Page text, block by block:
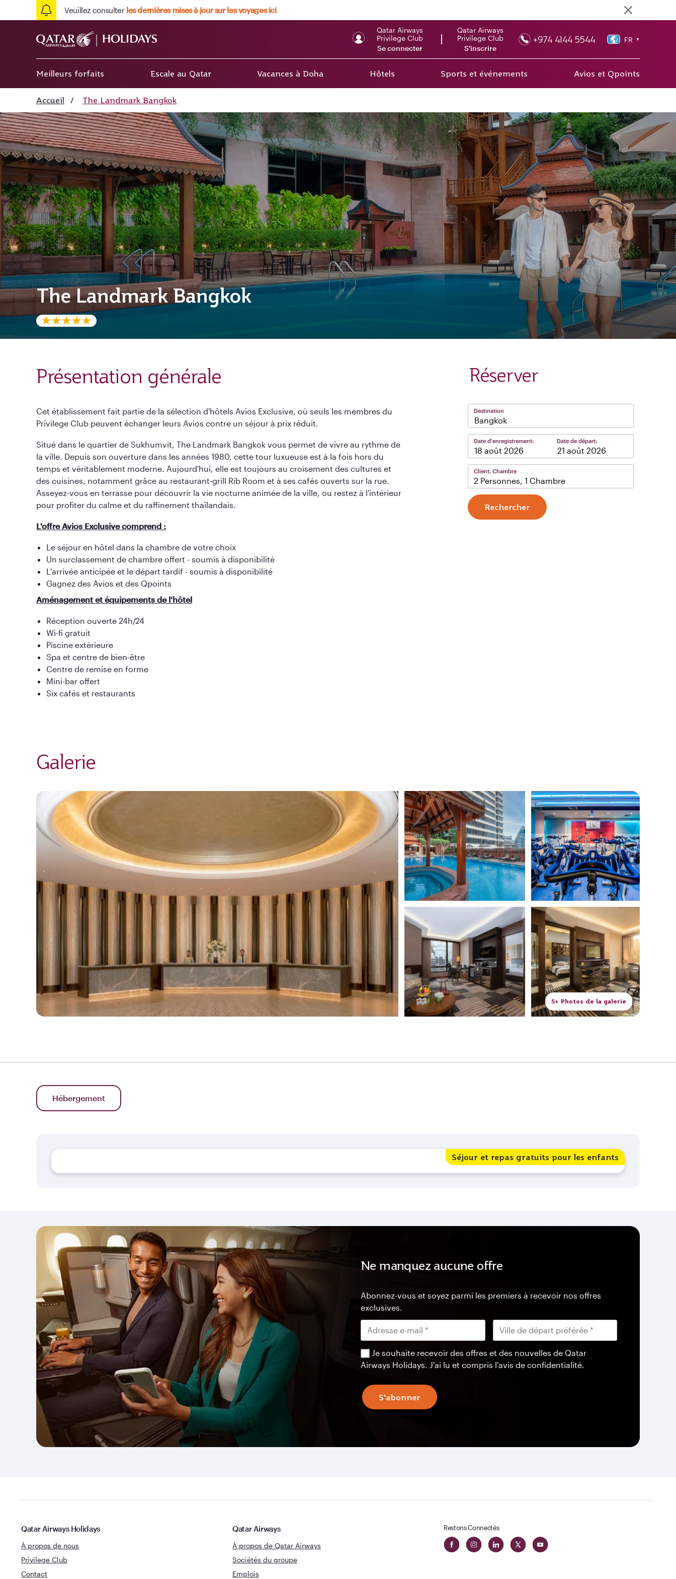
Veuillez consulter les dernières mises à jour sur les voyages ici
Qatar Airways
Privilege Club
Se connecter
Qatar Airways
Privilege Club
S'inscrire
+974 4144 5544 FR ▼
Meilleurs forfaits Escale au Qatar Vacances à Doha Hôtels Sports et événements Avios et Qpoints
Accueil / The Landmark Bangkok
The Landmark Bangkok
Présentation générale
Cet établissement fait partie de la sélection d'hôtels Avios Exclusive, où seuls les membres du
Privilege Club peuvent échanger leurs Avios contre un séjour à prix réduit.
Situé dans le quartier de Sukhumvit, The Landmark Bangkok vous permet de vivre au rythme de
la ville. Depuis son ouverture dans les années 1980, cette tour luxueuse est à la fois hors du
temps et véritablement moderne. Aujourd'hui, elle est toujours au croisement des cultures et
des cuisines, notamment grâce au restaurant-grill Rib Room et à ses cafés ouverts sur la rue.
Asseyez-vous en terrasse pour découvrir la vie nocturne animée de la ville, ou restez à l'intérieur
pour profiter du calme et du raffinement thaïlandais.
L'offre Avios Exclusive comprend :
Le séjour en hôtel dans la chambre de votre choix
Un surclassement de chambre offert - soumis à disponibilité
L'arrivée anticipée et le départ tardif - soumis à disponibilité
Gagnez des Avios et des Qpoints
Aménagement et équipements de l'hôtel
Réception ouverte 24h/24
Wi-fi gratuit
Piscine extérieure
Spa et centre de bien-être
Centre de remise en forme
Mini-bar offert
Six cafés et restaurants
Réserver
Destination
Bangkok
Date d'enregistrement: Date de départ:
Client, Chambre
2 Personnes, 1 Chambre
Rechercher
Galerie
5+ Photos de la galerie
Hébergement
Séjour et repas gratuits pour les enfants
Ne manquez aucune offre
Abonnez-vous et soyez parmi les premiers à recevoir nos offres
exclusives.
Je souhaite recevoir des offres et des nouvelles de Qatar
Airways Holidays. J'ai lu et compris l'avis de confidentialité.
S'abonner
Qatar Airways Holidays
À propos de nous
Privilege Club
Contact
Qatar Airways
À propos de Qatar Airways
Sociétés du groupe
Emplois
Restons Connectés